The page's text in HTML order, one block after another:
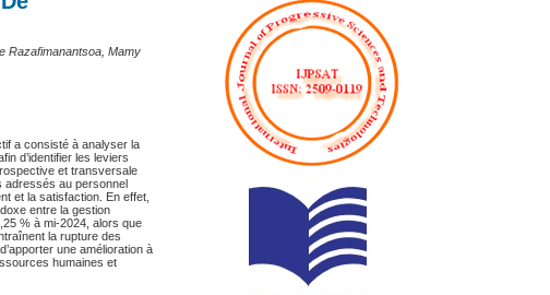
Razafimanantsoa, Mamy
a consisté à analyser la
d’identifier les leviers
et transversale
adressés au personnel
et la satisfaction. En effet,
entre la gestion
% à mi-2024, alors que
la rupture des
une amélioration à
humaines et